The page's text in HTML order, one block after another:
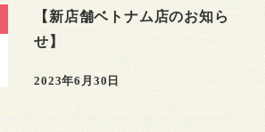
【新店舗ベトナム店のお知ら
せ】
2023年6月30日